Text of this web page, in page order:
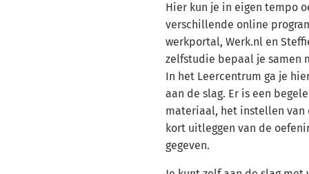
Hier kun je in eigen tempo
verschillende online
werkportal, Werk.nl en
zelfstudie bepaal je samen
In het Leercentrum ga je
aan de slag. Er is een
materiaal, het instellen van
kort uitleggen van de
gegeven.